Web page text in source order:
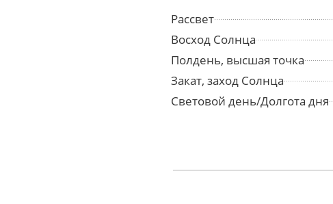
Рассвет
Восход Солнца
Полдень, высшая точка
Закат, заход Солнца
Световой день/Долгота дня